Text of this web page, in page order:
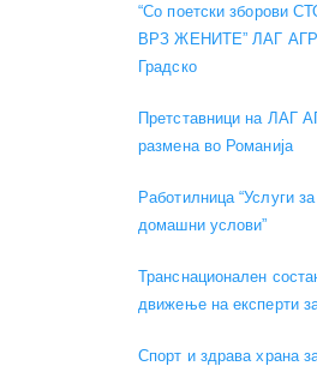
“Со поетски зборови
ВРЗ ЖЕНИТЕ” ЛАГ
Градско
Претставници на ЛАГ
размена во Романија
Работилница “Услуги
домашни услови”
Транснационален
движење на експерти
Спорт и здрава храна